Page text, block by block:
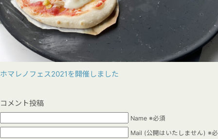
ホマレノフェス2021を開催しました
コメント投稿
Name ※必須
Mail (公開はいたしません) ※必